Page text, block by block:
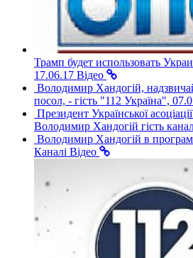
Трамп будет использовать
17.06.17 Відео
Володимир Хандогій,
посол, - гість "112 Україна",
Президент Української
Володимир Хандогій гість
Володимир Хандогій в
Каналі Відео